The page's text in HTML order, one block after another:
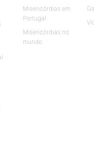
Misericórdias em
Portugal
Misericórdias no
mundo